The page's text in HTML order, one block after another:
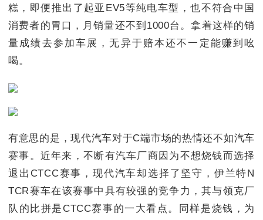
糕，即便推出了起亚EV5等纯电车型，也不符合中国
消费者的胃口，月销量还不到1000台。拿着这样的销
量成绩去参加车展，无异于赔本还不一定能赚到吆
喝。
有意思的是，现代汽车对于C端市场的热情还不如汽车
赛事。近年来，不断有汽车厂商因为不想烧钱而选择
退出CTCC赛事，现代汽车却选择了坚守，伊兰特N
TCR赛车在该赛事中具有较强的竞争力，其与领克厂
队的比拼是CTCC赛事的一大看点。同样是烧钱，为